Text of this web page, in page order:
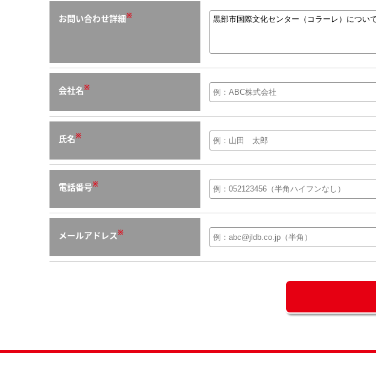
お問い合わせ詳細※
会社名※
氏名※
電話番号※
メールアドレス※